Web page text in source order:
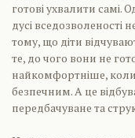
готові ухвалити самі.
дусі
тому, що діти
те, до чого вони не
найкомфортніше,
безпечним. А це
передбачуване та